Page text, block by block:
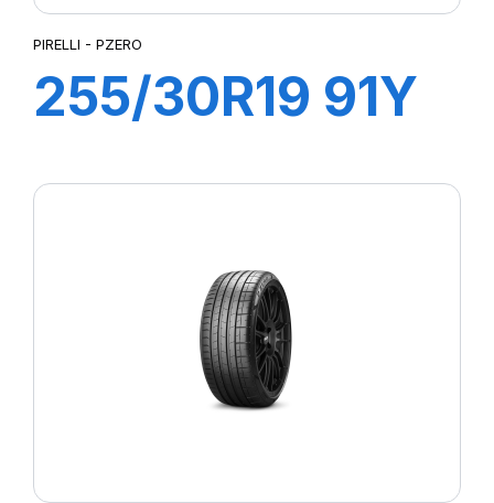
PIRELLI - PZERO
255/30R19 91Y